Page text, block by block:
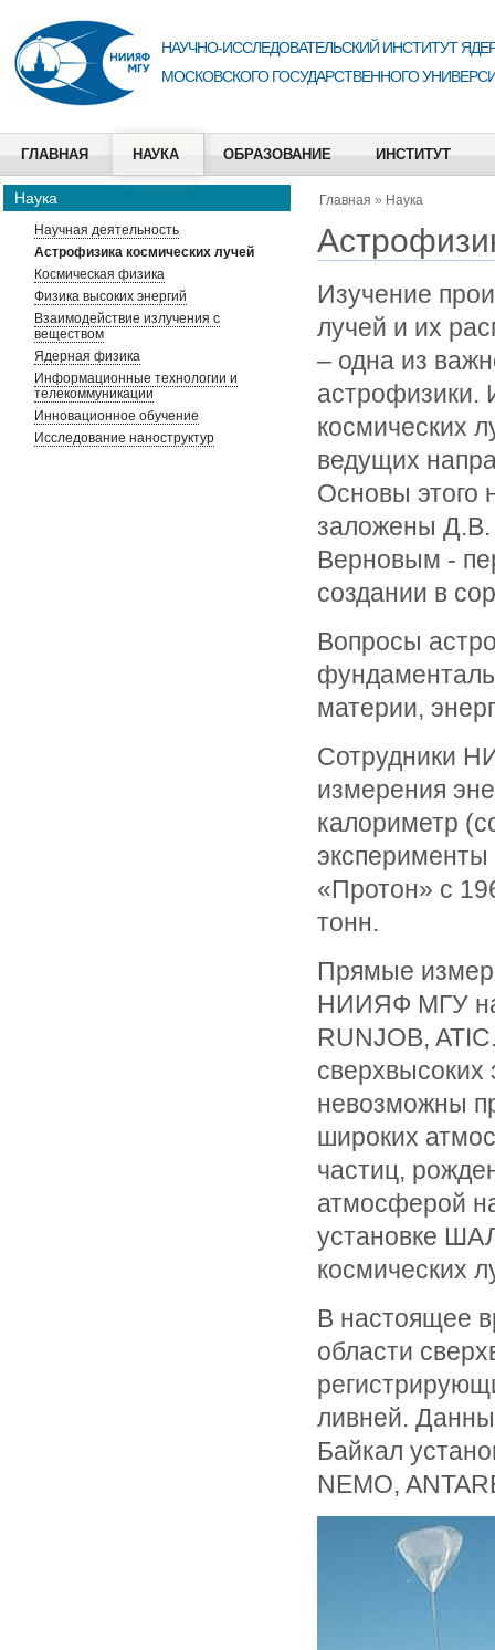
НАУЧНО-ИССЛЕДОВАТЕЛЬСКИЙ ИНСТИТУТ
МОСКОВСКОГО ГОСУДАРСТВЕННОГО
ГЛАВНАЯ НАУКА ОБРАЗОВАНИЕ ИНСТИТУТ
Наука
Научная деятельность
Астрофизика космических лучей
Космическая физика
Физика высоких энергий
Взаимодействие излучения с
веществом
Ядерная физика
Информационные технологии и
телекоммуникации
Инновационное обучение
Исследование наноструктур
Главная » Наука
Изучение
лучей и их
– одна из
астрофизики.
космических
ведущих
Основы этого
заложены
Верновым -
создании в
Вопросы
материи,
Сотрудники
измерения
калориметр
эксперименты
«Протон» с
тонн.
Прямые
НИИЯФ МГУ на
RUNJOB,
сверхвысоких
невозможны
широких
частиц,
атмосферой
установке
космических
В настоящее
области
ливней.
Байкал
NEMO,